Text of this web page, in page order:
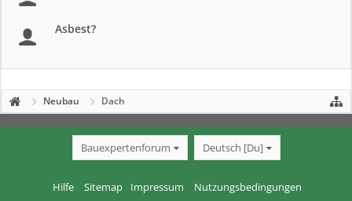
Asbest?
Neubau Dach
Bauexpertenforum Deutsch [Du]
Hilfe Sitemap Impressum Nutzungsbedingungen